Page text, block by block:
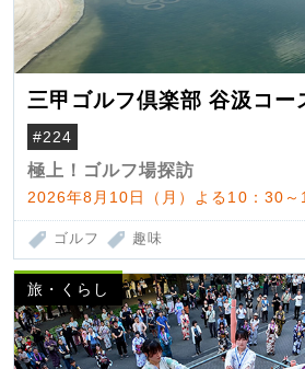
三甲ゴルフ倶楽部 谷汲コ
#224
極上！ゴルフ場探訪
2026年8月10日（月）よる10：30～
ゴルフ 趣味
旅・くらし